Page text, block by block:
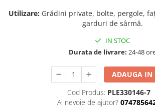
Utilizare: Grădini private, bolte, pergole,
garduri de sârmă.
IN STOC
Durata de livrare: 24-48
ADAUGA IN
Cod Produs: PLE330146-7
Ai nevoie de ajutor?